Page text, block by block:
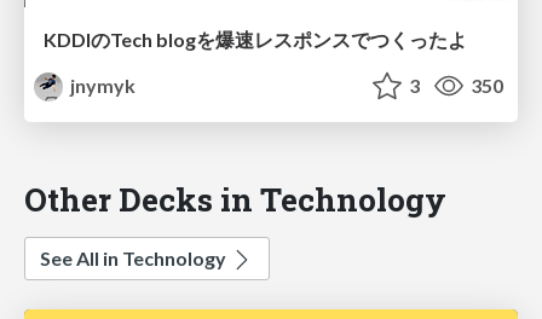
KDDIのTech blogを爆速レスポンスでつくったよ
jnymyk
3 350
Other Decks in Technology
See All in Technology